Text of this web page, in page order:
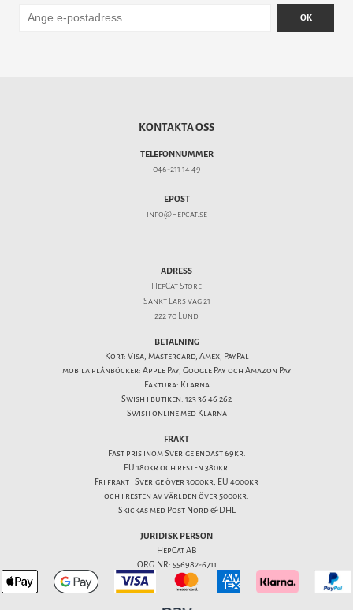
OK
KONTAKTA OSS
TELEFONNUMMER
046-211 14 49
EPOST
info@hepcat.se
ADRESS
HepCat Store
Sankt Lars väg 21
222 70 Lund
BETALNING
Kort: Visa, Mastercard, Amex, PayPal
mobila plånböcker: Apple Pay, Google Pay och Amazon Pay
Faktura: Klarna
Swish i butiken: 123 36 46 262
Swish online med Klarna
FRAKT
Fast pris inom Sverige endast 69kr.
EU 180kr och resten 380kr.
Fri frakt i Sverige över 3000kr, EU 4000kr
och i resten av världen över 5000kr.
Skickas med Post Nord & DHL
JURIDISK PERSON
HepCat AB
ORG.NR: 556982-6711